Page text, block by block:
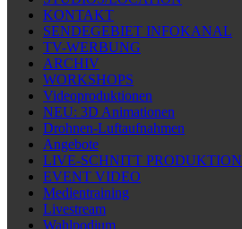
KONTAKT
SENDEGEBIET INFOKANAL
TV-WERBUNG
ARCHIV
WORKSHOPS
Videoproduktionen
NEU: 3D Animationen
Drohnen-Luftaufnahmen
Angebote
LIVE-SCHNITT PRODUKTION
EVENT VIDEO
Medientraining
Livestream
Wahlpodium